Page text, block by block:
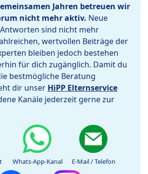
Jahren betreuen wir
nicht mehr aktiv. Neue
sind nicht mehr
wertvollen Beiträge der
bleiben jedoch bestehen
für dich zugänglich. Damit du
bestmögliche Beratung
dir unser HiPP Elternservice
Kanäle jederzeit gerne zur
Whats-App-Kanal E-Mail / Telefon